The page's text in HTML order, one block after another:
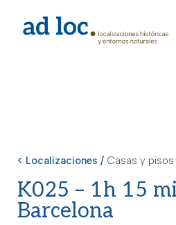
< Localizaciones / Casas y pisos
K025 – 1h 15
Barcelona